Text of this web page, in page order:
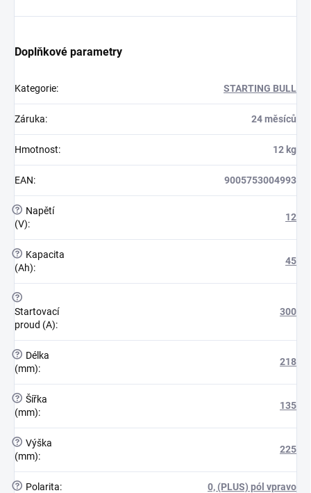
Doplňkové parametry
Kategorie: STARTING BULL
Záruka: 24 měsíců
Hmotnost: 12 kg
EAN: 9005753004993
?
Napětí
(V):
12
?
Kapacita
(Ah):
45
?
Startovací
proud (A):
300
?
Délka
(mm):
218
? Šířka
(mm):
135
? Výška
(mm):
225
? Polarita: 0, (PLUS) pól vpravo